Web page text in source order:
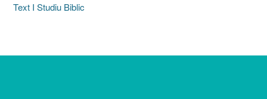
Text I Studiu Biblic